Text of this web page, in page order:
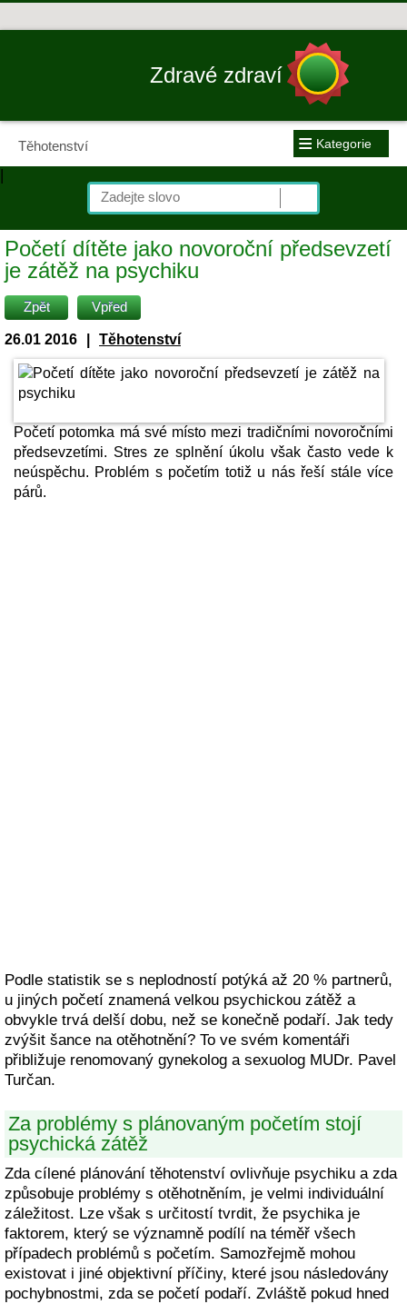
Zdravé zdraví
Těhotenství ≡ Kategorie
|
Početí dítěte jako novoroční předsevzetí
je zátěž na psychiku
Zpět Vpřed
26.01 2016 Těhotenství
Početí potomka má své místo mezi tradičními novoročními
předsevzetími. Stres ze splnění úkolu však často vede k
neúspěchu. Problém s početím totiž u nás řeší stále více
párů.
Podle statistik se s neplodností potýká až 20 % partnerů,
u jiných početí znamená velkou psychickou zátěž a
obvykle trvá delší dobu, než se konečně podaří. Jak tedy
zvýšit šance na otěhotnění? To ve svém komentáři
přibližuje renomovaný gynekolog a sexuolog MUDr. Pavel
Turčan.
Za problémy s plánovaným početím stojí
psychická zátěž
Zda cílené plánování těhotenství ovlivňuje psychiku a zda
způsobuje problémy s otěhotněním, je velmi individuální
záležitost. Lze však s určitostí tvrdit, že psychika je
faktorem, který se významně podílí na téměř všech
případech problémů s početím. Samozřejmě mohou
existovat i jiné objektivní příčiny, které jsou následovány
pochybnostmi, zda se početí podaří. Zvláště pokud hned